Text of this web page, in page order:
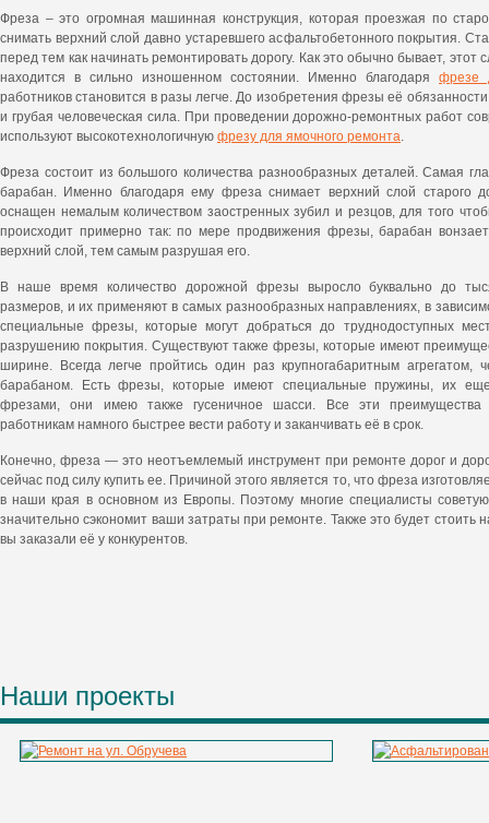
Фреза – это огромная машинная конструкция, которая проезжая по
снимать верхний слой давно устаревшего асфальтобетонного покрытия.
перед тем как начинать ремонтировать дорогу. Как это обычно бывает, этот
находится в сильно изношенном состоянии. Именно благодаря фрезе
работников становится в разы легче. До изобретения фрезы её
и грубая человеческая сила. При проведении дорожно-ремонтных работ
используют высокотехнологичную фрезу для ямочного ремонта.
Фреза состоит из большого количества разнообразных деталей. Самая
барабан. Именно благодаря ему фреза снимает верхний слой старого
оснащен немалым количеством заостренных зубил и резцов, для того
происходит примерно так: по мере продвижения фрезы, барабан
верхний слой, тем самым разрушая его.
В наше время количество дорожной фрезы выросло буквально до
размеров, и их применяют в самых разнообразных направлениях, в
специальные фрезы, которые могут добраться до труднодоступных
разрушению покрытия. Существуют также фрезы, которые имеют
ширине. Всегда легче пройтись один раз крупногабаритным агрегатом,
барабаном. Есть фрезы, которые имеют специальные пружины, их еще
фрезами, они имею также гусеничное шасси. Все эти
работникам намного быстрее вести работу и заканчивать её в срок.
Конечно, фреза — это неотъемлемый инструмент при ремонте дорог и
сейчас под силу купить ее. Причиной этого является то, что фреза
в наши края в основном из Европы. Поэтому многие специалисты
значительно сэкономит ваши затраты при ремонте. Также это будет стоить
вы заказали её у конкурентов.
Наши проекты